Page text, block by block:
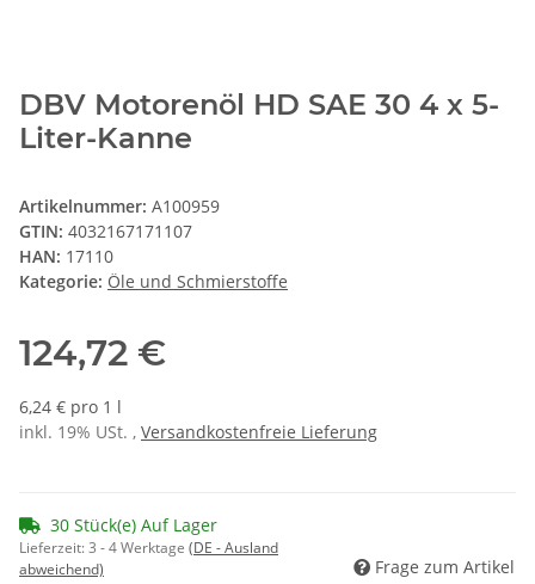
DBV Motorenöl HD SAE 30 4 x 5-
Liter-Kanne
Artikelnummer: A100959
GTIN: 4032167171107
HAN: 17110
Kategorie: Öle und Schmierstoffe
124,72 €
6,24 € pro 1 l
inkl. 19% USt. , Versandkostenfreie Lieferung
30 Stück(e) Auf Lager
Lieferzeit:3 - 4 Werktage (DE - Ausland
abweichend)
Frage zum Artikel